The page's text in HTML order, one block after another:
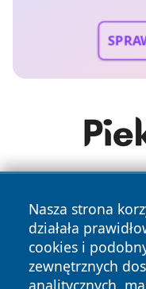
Nasza strona
działała
cookies i
zewnętrznych
analitycznych,